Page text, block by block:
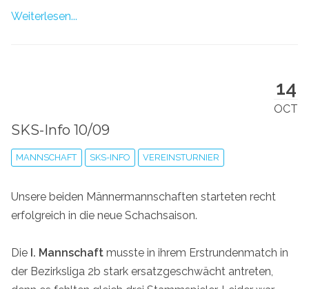
Weiterlesen...
14
OCT
SKS-Info 10/09
MANNSCHAFT SKS-INFO VEREINSTURNIER
Unsere beiden Männermannschaften starteten recht
erfolgreich in die neue Schachsaison.
Die I. Mannschaft musste in ihrem Erstrundenmatch in
der Bezirksliga 2b stark ersatzgeschwächt antreten,